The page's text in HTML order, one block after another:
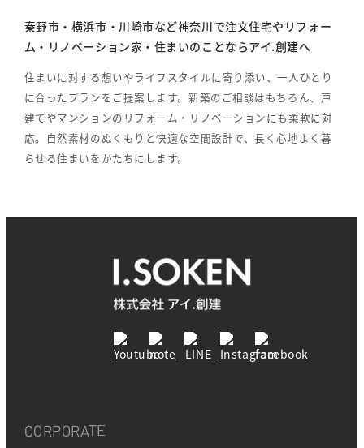
秦野市・横浜市・川崎市など神奈川で注文住宅やリフォー
ム・リノベーション家・住まいのことならアイ.創建へ
住まいに対する想いやライフスタイルに寄り添い、一人ひとり
に合ったプランをご提案します。新築のご相談はもちろん、戸
建てやマンションのリフォーム・リノベーションにも柔軟に対
応。自然素材のぬくもりと快適な空間設計で、長く心地よく暮
らせる住まいをかたちにします。
CORPORATE